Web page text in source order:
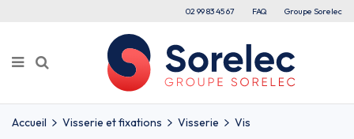
02 99 83 45 67 FAQ Groupe Sorelec
Accueil Visserie et fixations Visserie Vis